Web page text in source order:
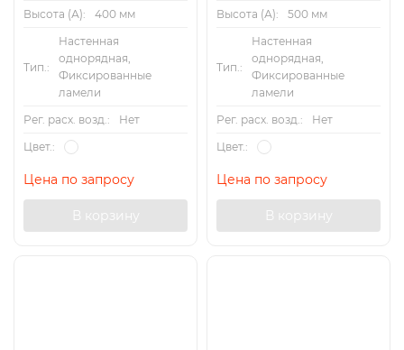
Высота (А):
400 мм
Тип.:
Настенная
однорядная,
Фиксированные
ламели
Рег. расх. возд.:
Нет
Цвет.:
Цена по запросу
В корзину
Высота (А):
500 мм
Тип.:
Настенная
однорядная,
Фиксированные
ламели
Рег. расх. возд.:
Нет
Цвет.:
Цена по запросу
В корзину